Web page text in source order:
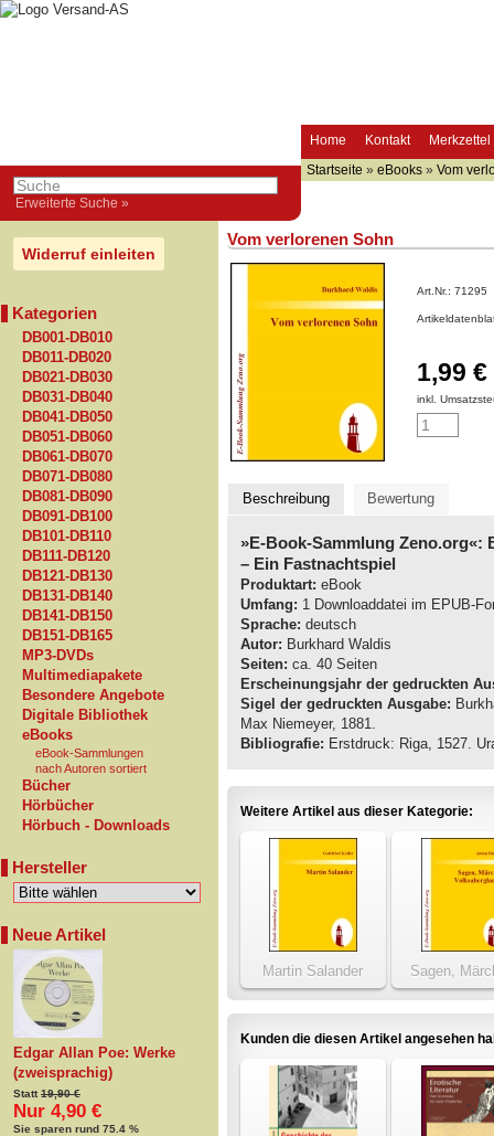
Home Kontakt Merkzettel
Erweiterte Suche »
Startseite » eBooks » Vom
Widerruf einleiten
Kategorien
DB001-DB010
DB011-DB020
DB021-DB030
DB031-DB040
DB041-DB050
DB051-DB060
DB061-DB070
DB071-DB080
DB081-DB090
DB091-DB100
DB101-DB110
DB111-DB120
DB121-DB130
DB131-DB140
DB141-DB150
DB151-DB165
MP3-DVDs
Multimediapakete
Besondere Angebote
Digitale Bibliothek
eBooks
eBook-Sammlungen
nach Autoren sortiert
Bücher
Hörbücher
Hörbuch - Downloads
Hersteller
Neue Artikel
Edgar Allan Poe: Werke
(zweisprachig)
Statt19,90 €
Nur 4,90 €
Sie sparen rund 75.4 %
Vom verlorenen Sohn
Art.Nr.: 71295
1,99 €
inkl.
Beschreibung Bewertung
»E-Book-Sammlung Zeno.org«:
– Ein Fastnachtspiel
Produktart: eBook
Umfang: 1 Downloaddatei im EPUB-
Sprache: deutsch
Autor: Burkhard Waldis
Seiten: ca. 40 Seiten
Erscheinungsjahr der gedruckten
Sigel der gedruckten Ausgabe:
Max Niemeyer, 1881.
Bibliografie: Erstdruck: Riga, 1527.
Weitere Artikel aus dieser Kategorie:
Martin Salander
Sagen,
Kunden die diesen Artikel angesehen